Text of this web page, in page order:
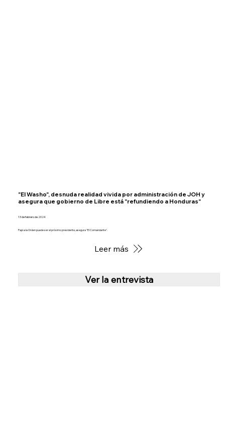
"El Washo", desnuda realidad vivida por administración de JOH y
asegura que gobierno de Libre está "refundiendo a Honduras"
13 de febrero de 2024
Papi a la Orden puede ser el próximo presidente, asegura "El Comandante".
Ver la entrevista
Leer más